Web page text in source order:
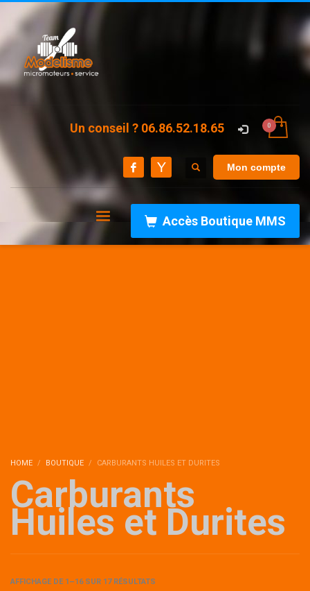
Un conseil ? 06.86.52.18.65
Mon compte
Accès Boutique MMS
HOME BOUTIQUE CARBURANTS HUILES ET DURITES
Carburants
Huiles et Durites
AFFICHAGE DE 1–16 SUR 17 RÉSULTATS